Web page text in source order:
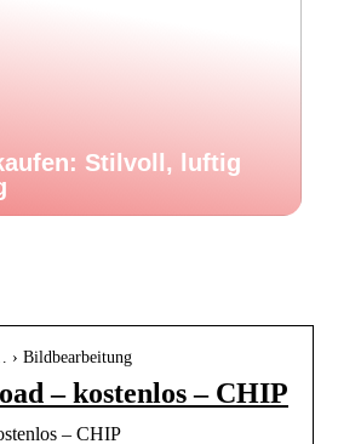
Stilvoll, luftig
› Bildbearbeitung
– kostenlos – CHIP
– CHIP